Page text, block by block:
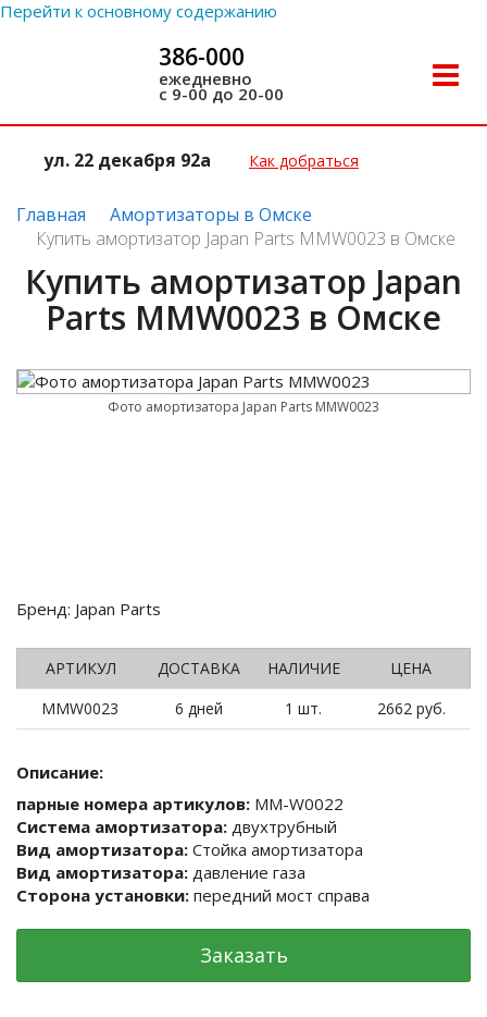
Перейти к основному содержанию
Toggle
386-000
ежедневно
с 9-00 до 20-00
ул. 22 декабря 92а Как добраться
Главная
Амортизаторы в Омске
Купить амортизатор Japan Parts MMW0023 в Омске
Купить амортизатор Japan
Parts MMW0023 в Омске
Фото амортизатора Japan Parts MMW0023
Бренд: Japan Parts
АРТИКУЛ ДОСТАВКА НАЛИЧИЕ
ЦЕНА
MMW0023
6 дней 1 шт. 2662 руб.
Описание:
парные номера артикулов: MM-W0022
Система амортизатора: двухтрубный
Вид амортизатора: Стойка амортизатора
Вид амортизатора: давление газа
Сторона установки: передний мост справа
Заказать